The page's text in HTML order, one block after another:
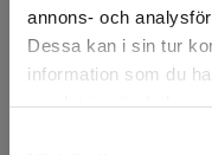
annons- och
Dessa kan i sin tur
information som du
Det verkar som
Vi erbjuder inte
Bergh, A
Det här